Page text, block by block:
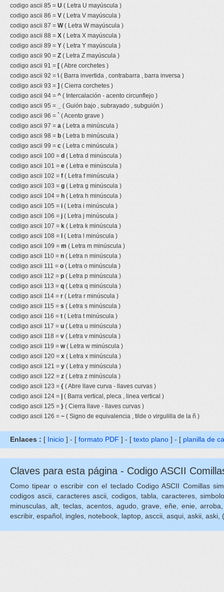
codigo ascii 85 = U ( Letra U mayúscula )
codigo ascii 86 = V ( Letra V mayúscula )
codigo ascii 87 = W( Letra W mayúscula )
codigo ascii 88 = X ( Letra X mayúscula )
codigo ascii 89 = Y ( Letra Y mayúscula )
codigo ascii 90 = Z ( Letra Z mayúscula )
codigo ascii 91 = [ ( Abre corchetes )
codigo ascii 92 = \( Barra invertida , contrabarra , barra inversa )
codigo ascii 93 = ] ( Cierra corchetes )
codigo ascii 94 = ^ ( Intercalación - acento circunflejo )
codigo ascii 95 =
( Guión bajo , subrayado , subguión )
codigo ascii 96 = ` ( Acento grave )
codigo ascii 97 = a ( Letra a minúscula )
codigo ascii 98 = b ( Letra b minúscula )
codigo ascii 99 = c ( Letra c minúscula )
codigo ascii 100 = d ( Letra d minúscula )
codigo ascii 101 = e ( Letra e minúscula )
codigo ascii 102 = f ( Letra f minúscula )
codigo ascii 103 = g ( Letra g minúscula )
codigo ascii 104 = h ( Letra h minúscula )
codigo ascii 105 = i ( Letra i minúscula )
codigo ascii 106 = j ( Letra j minúscula )
codigo ascii 107 = k ( Letra k minúscula )
codigo ascii 108 =
( Letra l minúscula )
codigo ascii 109 = m ( Letra m minúscula )
codigo ascii 110 = n ( Letra n minúscula )
codigo ascii 111 = o ( Letra o minúscula )
codigo ascii 112 = p ( Letra p minúscula )
codigo ascii 113 = q ( Letra q minúscula )
codigo ascii 114 = r ( Letra r minúscula )
codigo ascii 115 = s ( Letra s minúscula )
codigo ascii 116 = t ( Letra t minúscula )
codigo ascii 117 = u ( Letra u minúscula )
codigo ascii 118 = v ( Letra v minúscula )
codigo ascii 119 = w( Letra w minúscula )
codigo ascii 120 = x ( Letra x minúscula )
codigo ascii 121 = y ( Letra y minúscula )
codigo ascii 122 = z ( Letra z minúscula )
codigo ascii 123 = { ( Abre llave curva - llaves curvas )
codigo ascii 124 =
( Barra vertical, pleca , linea vertical )
codigo ascii 125 = } ( Cierra llave - llaves curvas )
codigo ascii 126 = ~ ( Signo de equivalencia , tilde o virgulilla de la ñ )
Enlaces : [ Inicio ] - [ formato PDF ] - [ texto plano ] - [ planilla de
Claves para esta página - Codigo ASCII
Como tipear o escribir con el teclado Codigo ASCII Comillas
codigos ascii, caracteres ascii, codigos, tabla, caracteres,
minusculas, alt, teclas, acentos, agudo, grave, eñe, enie,
escribir, español, ingles, notebook, laptop, asccii, asqui, askii, aski,